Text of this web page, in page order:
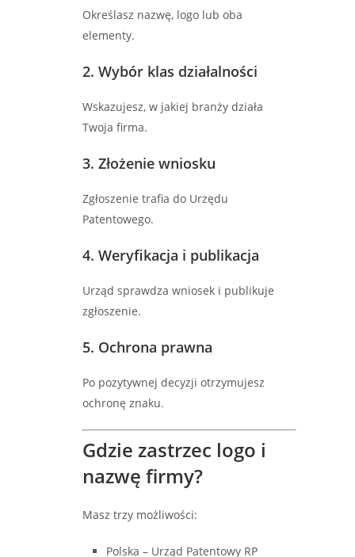
Określasz nazwę, logo lub oba
elementy.
2. Wybór klas działalności
Wskazujesz, w jakiej branży działa
Twoja firma.
3. Złożenie wniosku
Zgłoszenie trafia do Urzędu
Patentowego.
4. Weryfikacja i publikacja
Urząd sprawdza wniosek i publikuje
zgłoszenie.
5. Ochrona prawna
Po pozytywnej decyzji otrzymujesz
ochronę znaku.
Gdzie zastrzec logo i
nazwę firmy?
Masz trzy możliwości:
Polska – Urząd Patentowy RP